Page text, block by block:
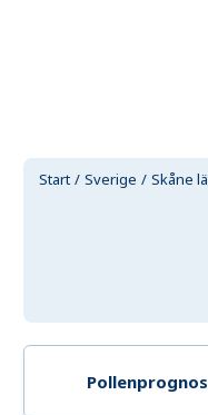
Start Sverige Skåne
Pollenprognos